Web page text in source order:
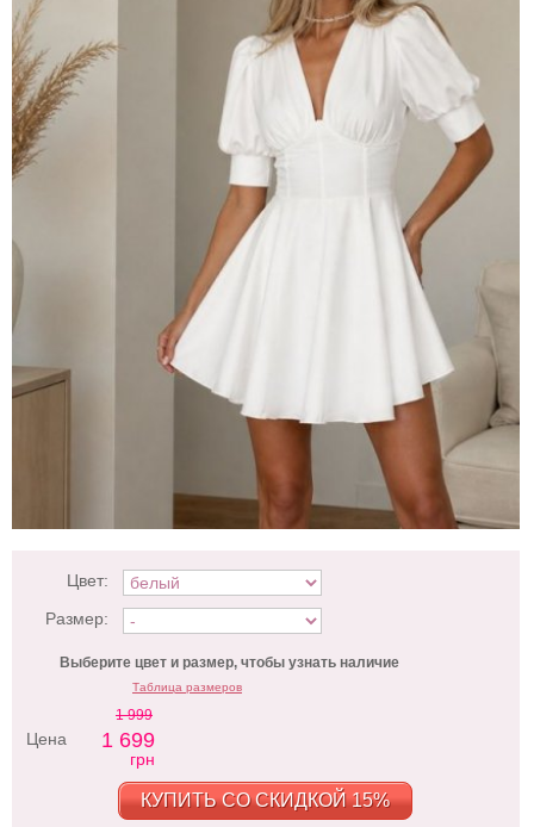
Цвет:
Размер:
Выберите цвет и размер, чтобы узнать наличие
Таблица размеров
Цена
1 999
1 699
грн
КУПИТЬ СО СКИДКОЙ 15%